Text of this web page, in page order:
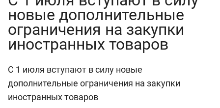
новые дополнительные
ограничения на закупки
иностранных товаров
С 1 июля вступают в силу новые
дополнительные ограничения на закупки
иностранных товаров